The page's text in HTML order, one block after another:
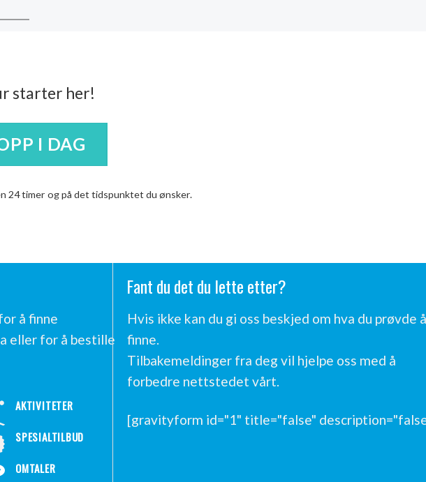
starter her!
I DAG
24 timer og på det tidspunktet du ønsker.
å finne
eller for å bestille
AKTIVITETER
SPESIALTILBUD
OMTALER
Fant du det du lette etter?
Hvis ikke kan du gi oss beskjed om hva du prøvde å
finne.
Tilbakemeldinger fra deg vil hjelpe oss med å
forbedre nettstedet vårt.
[gravityform id="1" title="false"